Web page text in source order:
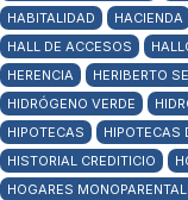
HABITALIDAD
HACIENDA
HALL DE ACCESOS
HERENCIA
HERIBERTO
HIDRÓGENO VERDE
HIPOTECAS
HIPOTECAS
HISTORIAL CREDITICIO
HOGARES